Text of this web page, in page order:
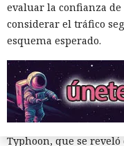
evaluar la confianza
considerar el tráfico
esquema esperado.
El comité considera
haber dado a
tráfico sensible, ayudar
crear condiciones para
presenta pruebas
de los operadores en
Los autores prestaron
Typhoon, que se reveló